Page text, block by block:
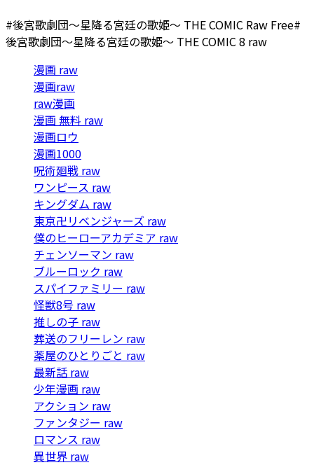
#後宮歌劇団～星降る宮廷の歌姫～ THE COMIC Raw Free#
後宮歌劇団～星降る宮廷の歌姫～ THE COMIC 8 raw
漫画 raw
漫画raw
raw漫画
漫画 無料 raw
漫画ロウ
漫画1000
呪術廻戦 raw
ワンピース raw
キングダム raw
東京卍リベンジャーズ raw
僕のヒーローアカデミア raw
チェンソーマン raw
ブルーロック raw
スパイファミリー raw
怪獣8号 raw
推しの子 raw
葬送のフリーレン raw
薬屋のひとりごと raw
最新話 raw
少年漫画 raw
アクション raw
ファンタジー raw
ロマンス raw
異世界 raw